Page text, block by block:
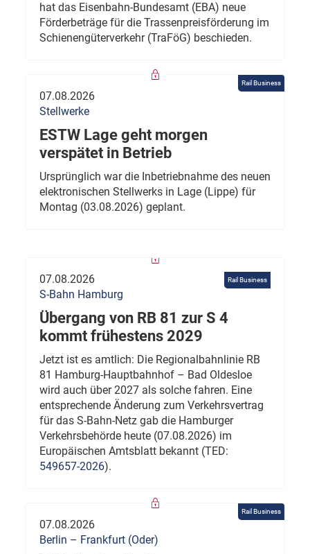
hat das Eisenbahn-Bundesamt (EBA) neue
Förderbeträge für die Trassenpreisförderung im
Schienengüterverkehr (TraFöG) beschieden.
Rail Business
07.08.2026
Stellwerke
ESTW Lage geht morgen
verspätet in Betrieb
Ursprünglich war die Inbetriebnahme des neuen
elektronischen Stellwerks in Lage (Lippe) für
Montag (03.08.2026) geplant.
Rail Business
07.08.2026
S-Bahn Hamburg
Übergang von RB 81 zur S 4
kommt frühestens 2029
Jetzt ist es amtlich: Die Regionalbahnlinie RB
81 Hamburg-Hauptbahnhof – Bad Oldesloe
wird auch über 2027 als solche fahren. Eine
entsprechende Änderung zum Verkehrsvertrag
für das S-Bahn-Netz gab die Hamburger
Verkehrsbehörde heute (07.08.2026) im
Europäischen Amtsblatt bekannt (TED:
549657-2026).
Rail Business
07.08.2026
Berlin – Frankfurt (Oder)